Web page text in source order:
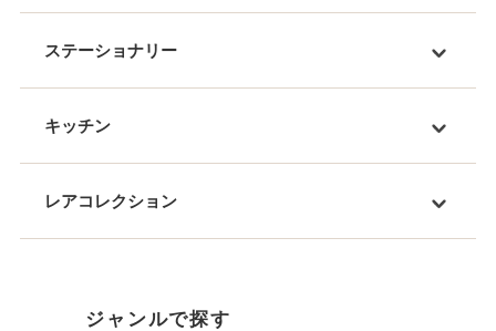
ステーショナリー
キッチン
レアコレクション
ジャンルで探す